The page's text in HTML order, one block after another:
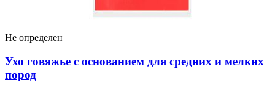
Не определен
Ухо говяжье с основанием для средних и мелких
пород